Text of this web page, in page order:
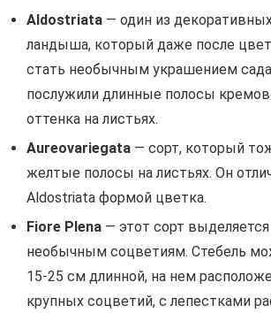
Aldostriata — один из
ландыша, который даже после
стать необычным украшением
послужили длинные полосы
оттенка на листьях.
Aureovariegata — сорт, который
желтые полосы на листьях. Он
Aldostriata формой цветка.
Fiore Plena — этот сорт выделяется
необычным соцветиям. Стебель
15-25 см длинной, на нем
крупных соцветий, с лепестками